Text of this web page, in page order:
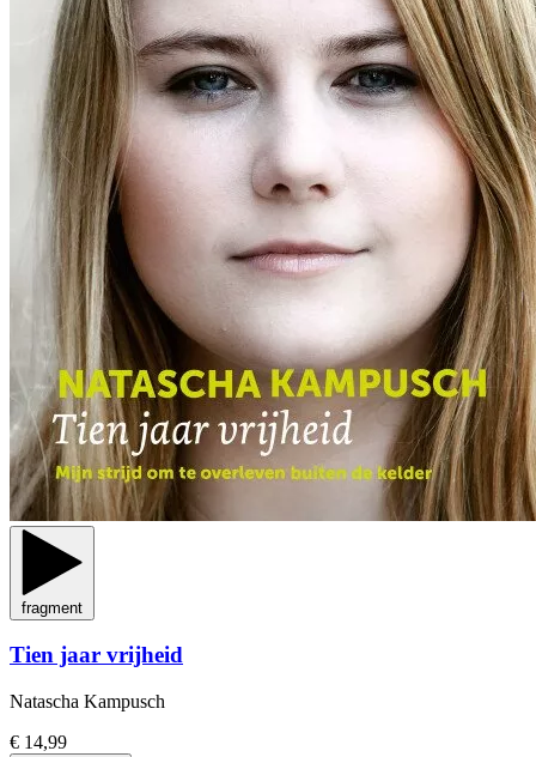
fragment
Tien jaar vrijheid
Natascha Kampusch
€ 14,99